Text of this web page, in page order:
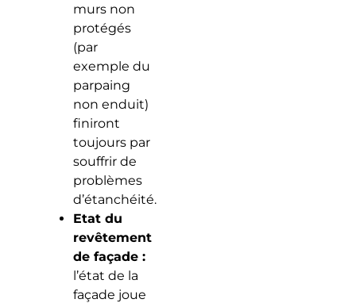
murs non
protégés
(par
exemple du
parpaing
non enduit)
finiront
toujours par
souffrir de
problèmes
d’étanchéité.
Etat du
revêtement
de façade :
l’état de la
façade joue